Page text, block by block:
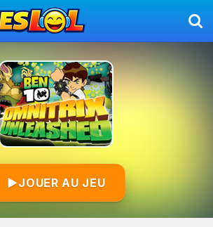
▶JOUER AU JEU